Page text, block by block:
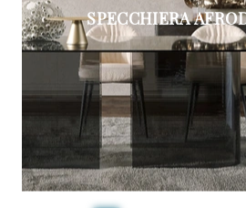
SPECCHIERA